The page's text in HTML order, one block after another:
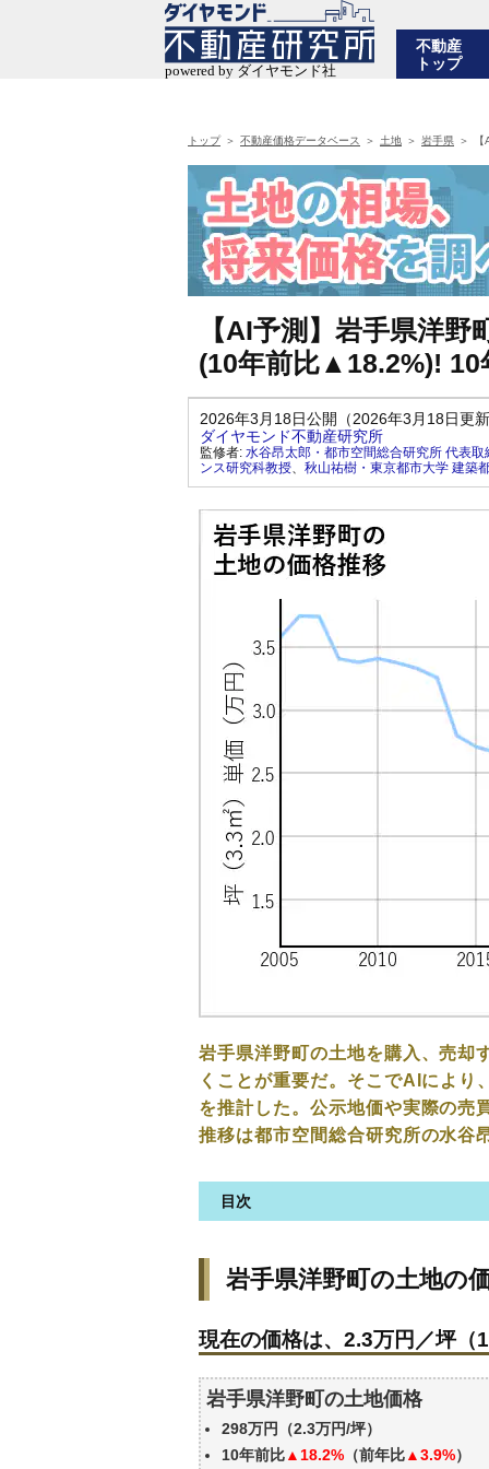
不動産
トップ
トップ 不動産価格データベース 土地 岩手県
【AI予測】岩手県洋
(10年前比▲18.2%)! 10
2026年3月18日公開（2026年3月18日更
ダイヤモンド不動産研究所
監修者: 水谷昂太郎・都市空間総合研究所 代表取
ンス研究科教授、 秋山祐樹・東京都市大学 建築
岩手県洋野町の土地を購入、売却
くことが重要だ。そこでAIによ
を推計した。公示地価や実際の売
推移は都市空間総合研究所の水谷
目次
現在の価格は、2.3万円／坪
駅からの徒歩距離で価格はどう
岩手県洋野町の土地の過去の売
エリアの将来性を人口予想から
自分の年収でいくらの不動産が
岩手県洋野町の土地の
現在の価格は、2.3万円／坪
岩手県洋野町の土地価格
298万円（2.3万円/坪）
10年前比▲18.2% （前年比▲3.9%）